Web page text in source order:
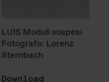
LUIS Moduli sospesi
Fotografo: Lorenz
Sternbach
Download